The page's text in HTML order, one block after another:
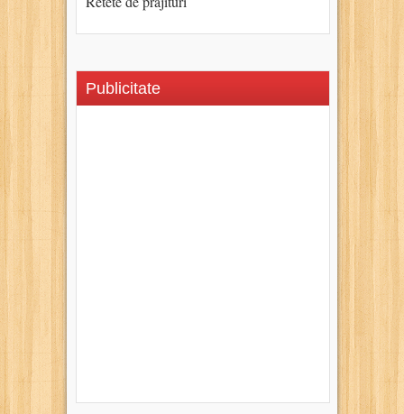
Publicitate